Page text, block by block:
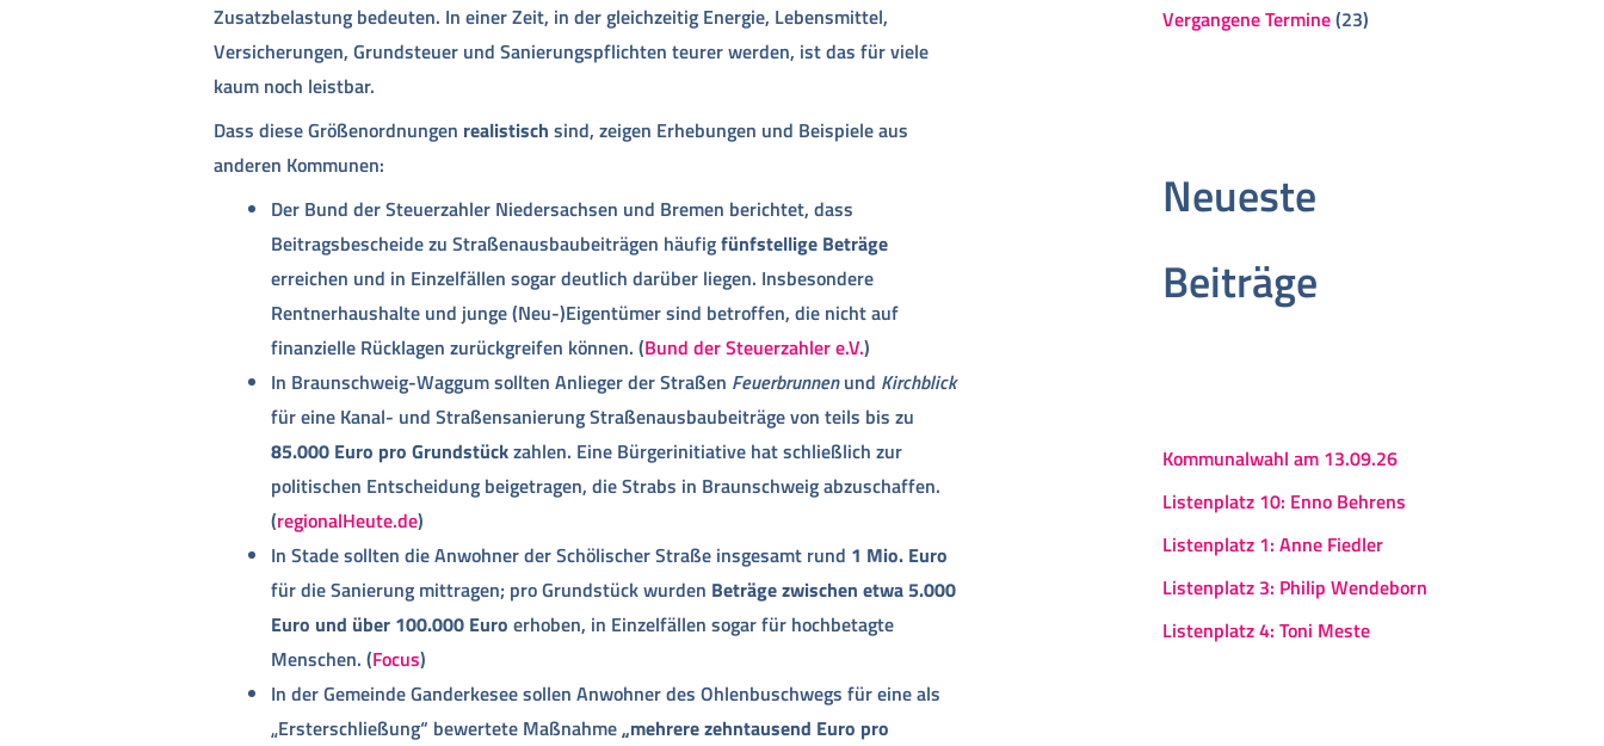
Zusatzbelastung bedeuten. In einer Zeit, in der gleichzeitig Energie, Lebensmittel,
Versicherungen, Grundsteuer und Sanierungspflichten teurer werden, ist das für viele
kaum noch leistbar.
Dass diese Größenordnungen realistisch sind, zeigen Erhebungen und Beispiele aus
anderen Kommunen:
Der Bund der Steuerzahler Niedersachsen und Bremen berichtet, dass
Beitragsbescheide zu Straßenausbaubeiträgen häufigfünfstellige Beträge
erreichen und in Einzelfällen sogar deutlich darüber liegen. Insbesondere
Rentnerhaushalte und junge (Neu-)Eigentümer sind betroffen, die nicht auf
finanzielle Rücklagen zurückgreifen können. (Bund der Steuerzahler e.V.)
In Braunschweig-Waggum sollten Anlieger der Straßen Feuerbrunnenund Kirchblick
für eine Kanal- und Straßensanierung Straßenausbaubeiträge von teils bis zu
85.000 Euro pro Grundstückzahlen. Eine Bürgerinitiative hat schließlich zur
politischen Entscheidung beigetragen, die Strabs in Braunschweig abzuschaffen.
(regionalHeute.de)
In Stade sollten die Anwohner der Schölischer Straße insgesamt rund 1 Mio. Euro
für die Sanierung mittragen; pro Grundstück wurden Beträge zwischen etwa 5.000
Euro und über 100.000 Euro erhoben, in Einzelfällen sogar für hochbetagte
Menschen. (Focus)
In der Gemeinde Ganderkesee sollen Anwohner des Ohlenbuschwegs für eine als
„Ersterschließung“ bewertete Maßnahme„mehrere zehntausend Euro pro
Vergangene Termine(23)
Neueste
Beiträge
Kommunalwahl am 13.09.26
Listenplatz 10: Enno Behrens
Listenplatz 1: Anne Fiedler
Listenplatz 3: Philip Wendeborn
Listenplatz 4: Toni Meste